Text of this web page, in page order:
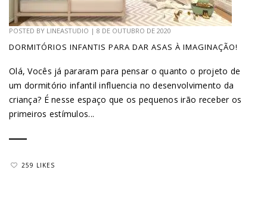
POSTED BY LINEASTUDIO | 8 DE OUTUBRO DE 2020
DORMITÓRIOS INFANTIS PARA DAR ASAS À IMAGINAÇÃO!
Olá, Vocês já pararam para pensar o quanto o projeto de
um dormitório infantil influencia no desenvolvimento da
criança? É nesse espaço que os pequenos irão receber os
primeiros estímulos...
259 LIKES